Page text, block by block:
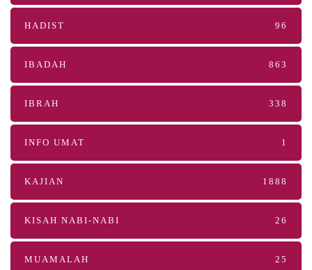
HADIST 96
IBADAH 863
IBRAH 338
INFO UMAT 1
KAJIAN 1888
KISAH NABI-NABI 26
MUAMALAH 25